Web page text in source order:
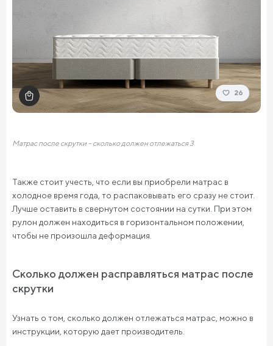
26
Матрас после скрутки – сколько должен отлежаться 3
Также стоит учесть, что если вы приобрели матрас в
холодное время года, то распаковывать его сразу не стоит.
Лучше оставить в свернутом состоянии на сутки. При этом
рулон должен находиться в горизонтальном положении,
чтобы не произошла деформация.
Сколько должен расправляться матрас после
скрутки
Узнать о том, сколько должен отлежаться матрас, можно в
инструкции, которую дает производитель.